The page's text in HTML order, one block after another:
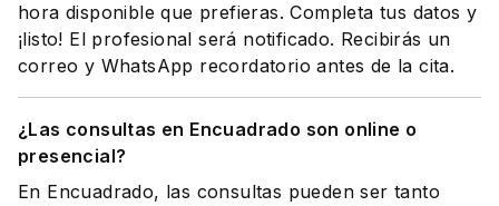
hora disponible que prefieras. Completa tus datos y
¡listo! El profesional será notificado. Recibirás un
correo y WhatsApp recordatorio antes de la cita.
¿Las consultas en Encuadrado son online o
presencial?
En Encuadrado, las consultas pueden ser tanto